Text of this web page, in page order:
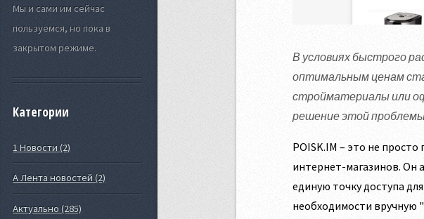
Мы и сами им сейчас
пользуемся, но пока в
закрытом режиме.
Категории
1 Новости (2)
А Лента новостей (2)
Актуально (285)
В условиях быстрого
оптимальным ценам
стройматериалы или
решение этой
POISK.IM – это не
интернет-магазинов. Он
единую точку доступа
необходимости вручную